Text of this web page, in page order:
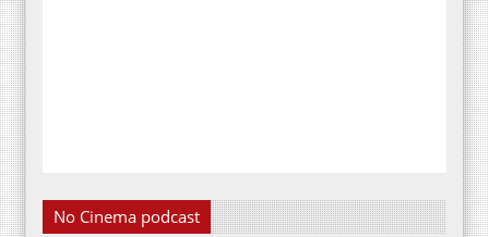
No Cinema podcast